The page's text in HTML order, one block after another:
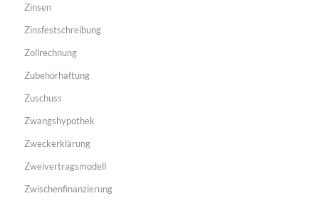
Zinsen
Zinsfestschreibung
Zollrechnung
Zubehörhaftung
Zuschuss
Zwangshypothek
Zweckerklärung
Zweivertragsmodell
Zwischenfinanzierung